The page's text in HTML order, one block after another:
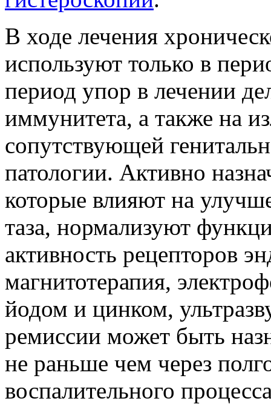
В ходе лечения
используют только в
период упор в лечении
иммунитета, а также на
сопутствующей
патологии. Активно
которые влияют на
таза, нормализуют
активность рецепторов
магнитотерапия,
йодом и цинком,
ремиссии может быть
не раньше чем через
воспалительного